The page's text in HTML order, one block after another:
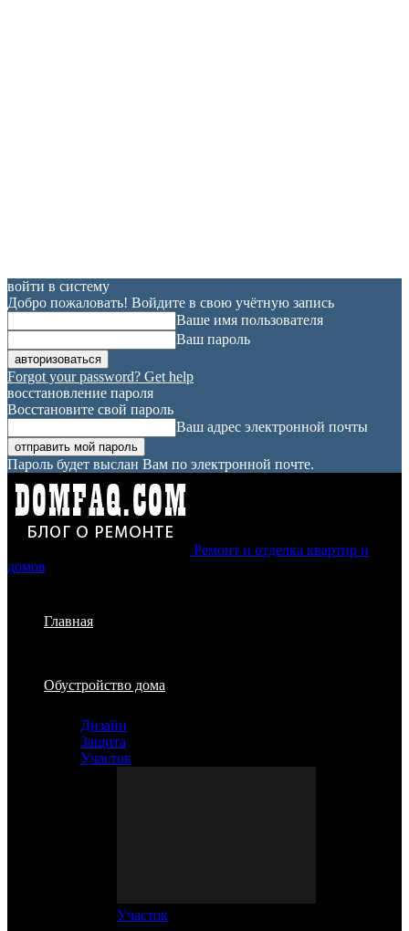
войти в систему
Добро пожаловать! Войдите в свою учётную запись
Ваше имя пользователя
Ваш пароль
Forgot your password? Get help
восстановление пароля
Восстановите свой пароль
Ваш адрес электронной почты
Пароль будет выслан Вам по электронной почте.
Ремонт и отделка квартир и
домов
Главная
Обустройство дома
Дизайн
Защита
Участок
Участок